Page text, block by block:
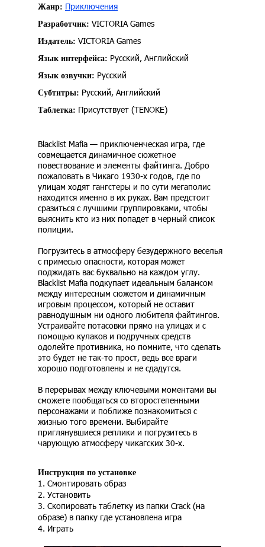
Жанр: Приключения
Разработчик: VICTORIA Games
Издатель: VICTORIA Games
Язык интерфейса: Русский, Английский
Язык озвучки: Русский
Субтитры: Русский, Английский
Таблетка: Присутствует (TENOKE)
Blacklist Mafia — приключенческая игра, где
совмещается динамичное сюжетное
повествование и элементы файтинга. Добро
пожаловать в Чикаго 1930-х годов, где по
улицам ходят гангстеры и по сути мегаполис
находится именно в их руках. Вам предстоит
сразиться с лучшими группировками, чтобы
выяснить кто из них попадет в черный список
полиции.
Погрузитесь в атмосферу безудержного веселья
с примесью опасности, которая может
поджидать вас буквально на каждом углу.
Blacklist Mafia подкупает идеальным балансом
между интересным сюжетом и динамичным
игровым процессом, который не оставит
равнодушным ни одного любителя файтингов.
Устраивайте потасовки прямо на улицах и с
помощью кулаков и подручных средств
одолейте противника, но помните, что сделать
это будет не так-то прост, ведь все враги
хорошо подготовлены и не сдадутся.
В перерывах между ключевыми моментами вы
сможете пообщаться со второстепенными
персонажами и поближе познакомиться с
жизнью того времени. Выбирайте
приглянувшиеся реплики и погрузитесь в
чарующую атмосферу чикагских 30-х.
Инструкция по установке
1. Смонтировать образ
2. Установить
3. Скопировать таблетку из папки Crack (на
образе) в папку где установлена игра
4. Играть